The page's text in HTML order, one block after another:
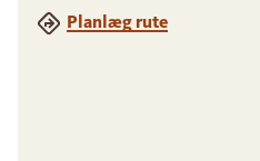
Planlæg rute